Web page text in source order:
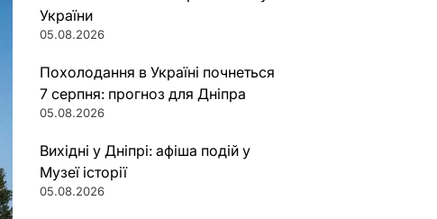
України
05.08.2026
Похолодання в Україні почнеться
7 серпня: прогноз для Дніпра
05.08.2026
Вихідні у Дніпрі: афіша подій у
Музеї історії
05.08.2026